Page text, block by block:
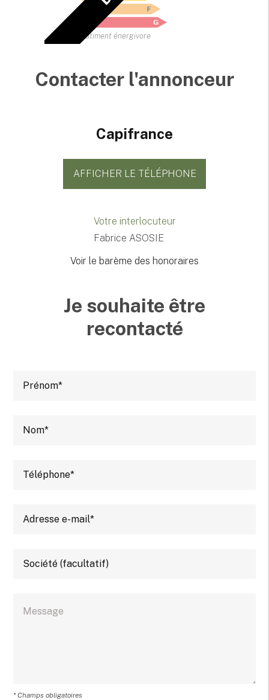
Bâtiment énergivore
Contacter l'annonceur
Capifrance
AFFICHER LE TÉLÉPHONE
Votre interlocuteur
Fabrice ASOSIE
Voir le barème des honoraires
Je souhaite être
recontacté
* Champs obligatoires